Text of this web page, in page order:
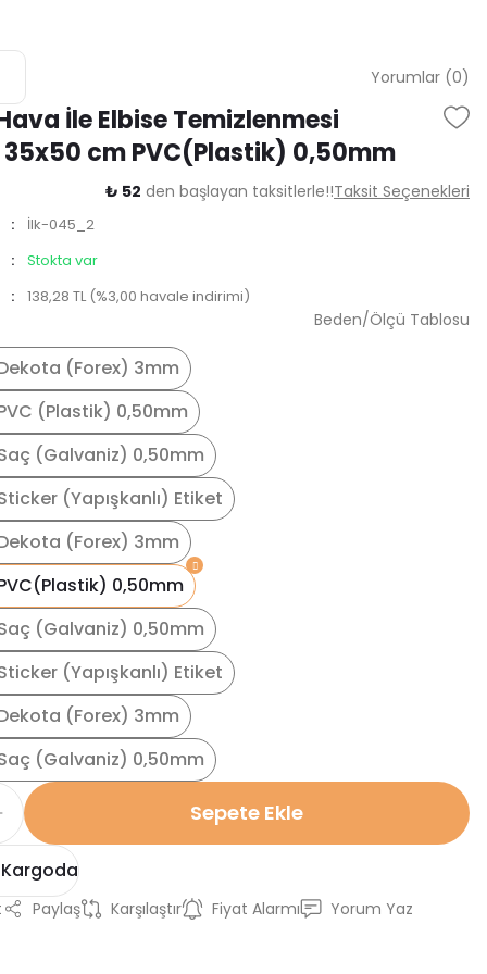
Yorumlar (0)
İle Elbise Temizlenmesi
35x50 cm PVC(Plastik) 0,50mm
₺ 52 den başlayan taksitlerle!!Taksit Seçenekleri
İlk-045_2
Stokta var
138,28 TL (%3,00 havale indirimi)
(Forex) 3mm
(Plastik) 0,50mm
(Galvaniz) 0,50mm
(Yapışkanlı) Etiket
(Forex) 3mm
0,50mm
(Galvaniz) 0,50mm
(Yapışkanlı) Etiket
(Forex) 3mm
(Galvaniz) 0,50mm
Beden/Ölçü Tablosu
Sepete Ekle
Paylaş Karşılaştır Fiyat Alarmı Yorum Yaz